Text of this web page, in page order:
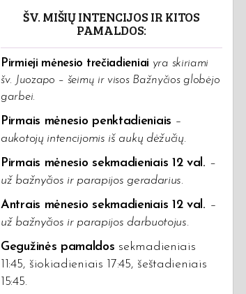
ŠV. MIŠIŲ INTENCIJOS IR KITOS
PAMALDOS:
Pirmieji mėnesio trečiadieniai yra skiriami
šv. Juozapo – šeimų ir visos Bažnyčios globėjo
garbei.
Pirmais mėnesio penktadieniais –
aukotojų intencijomis iš aukų dėžučių.
Pirmais mėnesio sekmadieniais 12 val. –
už bažnyčios ir parapijos geradarius.
Antrais mėnesio sekmadieniais 12 val. –
už bažnyčios ir parapijos darbuotojus.
Gegužinės pamaldos sekmadieniais
11:45, šiokiadieniais 17:45, šeštadieniais
15:45.